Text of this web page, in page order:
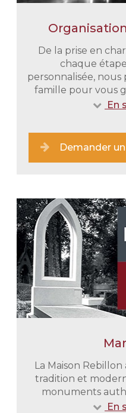
De la prise en
chaque
personnalisée,
famille pour vous
En
Demander
Une prise
En tout
vous
démarches
nous
transport de
La Maison
tradition et
monuments
En